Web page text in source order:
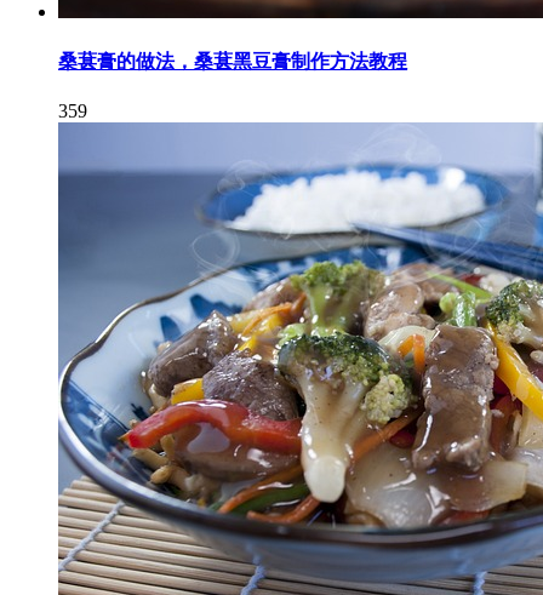
桑葚膏的做法，桑葚黑豆膏制作方法教程
359